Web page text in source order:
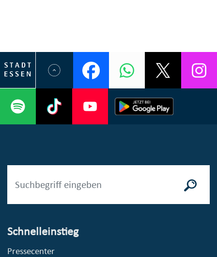
Schnelleinstieg
Pressecenter